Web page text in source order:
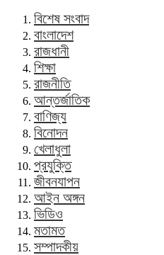
বিশেষ সংবাদ
বাংলাদেশ
রাজধানী
শিক্ষা
রাজনীতি
আন্তর্জাতিক
বাণিজ্য
বিনোদন
খেলাধুলা
প্রযুক্তি
জীবনযাপন
আইন অঙ্গন
ভিডিও
মতামত
সম্পাদকীয়